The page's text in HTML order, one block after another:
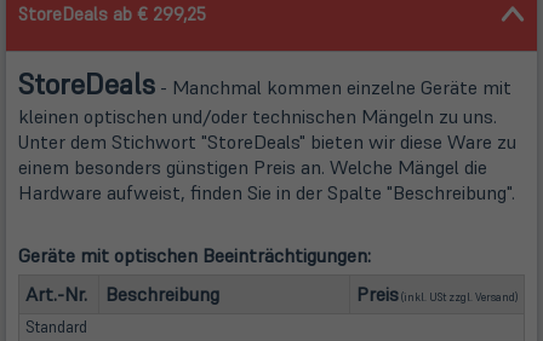
StoreDeals ab € 299,25
StoreDeals - Manchmal kommen einzelne Geräte mit
kleinen optischen und/oder technischen Mängeln zu uns.
Unter dem Stichwort "StoreDeals" bieten wir diese Ware zu
einem besonders günstigen Preis an. Welche Mängel die
Hardware aufweist, finden Sie in der Spalte "Beschreibung".
Geräte mit optischen Beeinträchtigungen:
Art.-Nr.
Beschreibung Preis(inkl. USt zzgl. Versand)
Standard